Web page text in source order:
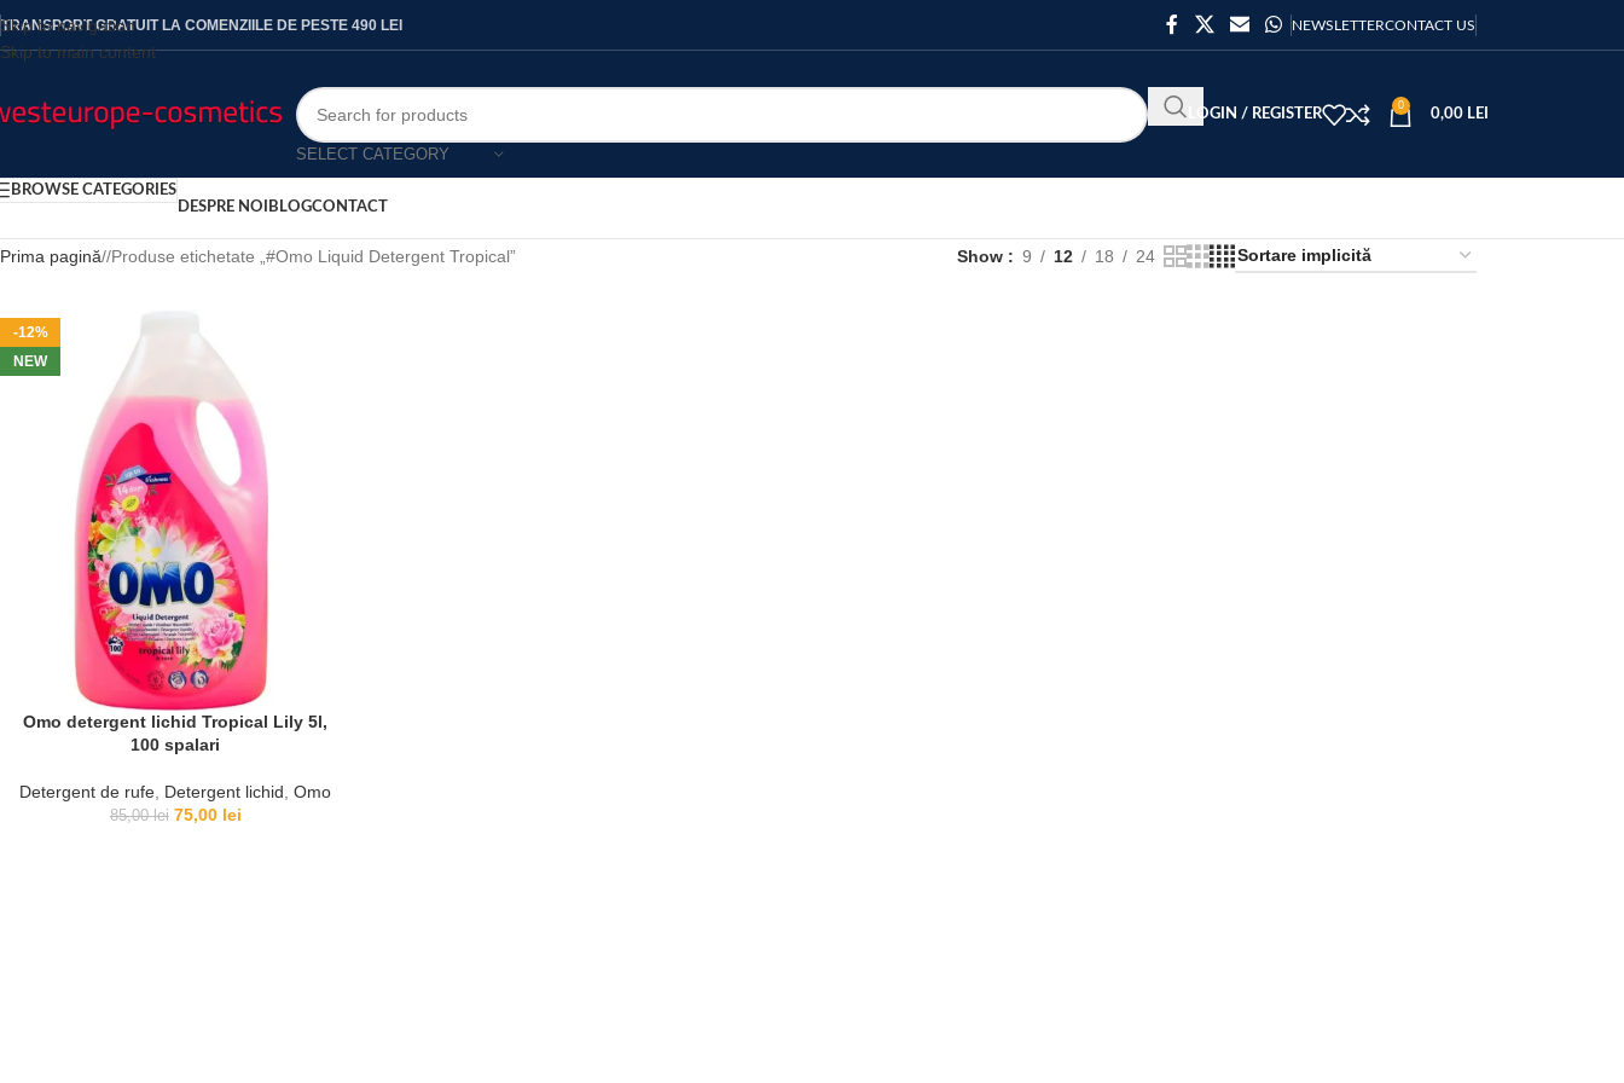
Skip to navigation
Skip to main content
TRANSPORT GRATUIT LA COMENZIILE DE PESTE 490 LEI NEWSLETTERCONTACT US
SELECT CATEGORY
LOGIN / REGISTER
0
0,00 LEI
BROWSE CATEGORIES
DESPRE NOI BLOGCONTACT
Prima pagină/ Produse etichetate „#Omo Liquid Detergent Tropical” Show 9 12 18 24
-12%
NEW
Omo detergent lichid Tropical Lily 5l,
100 spalari
Detergent de rufe Detergent lichid Omo
85,00lei 75,00 lei